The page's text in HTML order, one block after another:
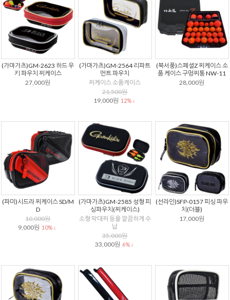
(가마가츠)GM-2623 하드 우
키 파우치 찌케이스
27,000원
(가마가츠)GM-2564 리파트
먼트 파우치
찌케이스 소품케이스
21,500원
19,000원 12% ↓
(북서풍)스페셜Z 찌케이스 소
품 케이스 구멍찌통 NW-11
28,000원
(파미)시드라 찌케이스 SD/M
D
10,000원
9,000원 10% ↓
(가마가츠)GM-2585 성형 피
싱파우치(찌케이스)
소형 막대찌 등을 깔끔하게 수
납
35,000원
33,000원 6% ↓
(선라인)SFP-0157 피싱 파우
치(더블)
17,000원